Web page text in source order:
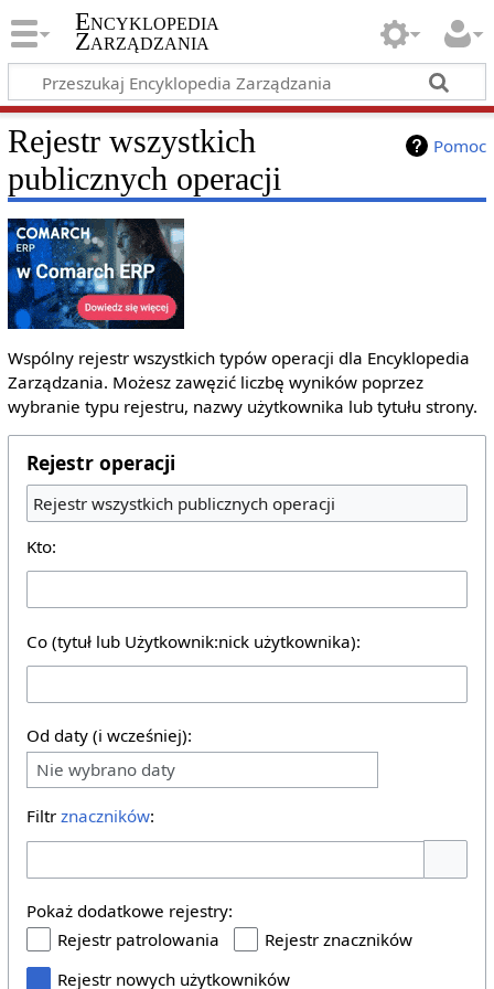
Encyklopedia
Zarządzania
Pomoc
Rejestr wszystkich
publicznych operacji
Wspólny rejestr wszystkich typów operacji dla Encyklopedia
Zarządzania. Możesz zawęzić liczbę wyników poprzez
wybranie typu rejestru, nazwy użytkownika lub tytułu strony.
Rejestr operacji
Rejestr wszystkich publicznych operacji
Kto:
Co (tytuł lub Użytkownik:nick użytkownika):
Od daty (i wcześniej):
Nie wybrano daty
Filtr znaczników:
Pokaż dodatkowe rejestry:
Rejestr patrolowania
Rejestr znaczników
Rejestr nowych użytkowników